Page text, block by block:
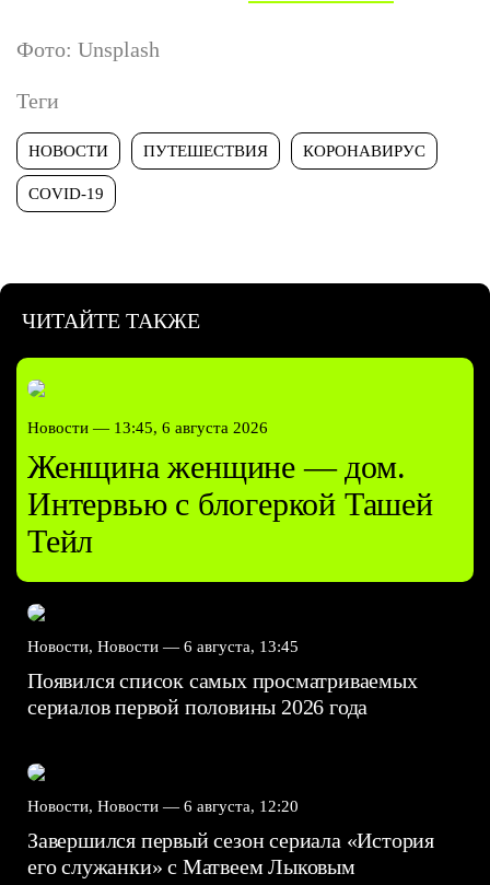
Фото: Unsplash
Теги
НОВОСТИ ПУТЕШЕСТВИЯ КОРОНАВИРУС
COVID-19
ЧИТАЙТЕ ТАКЖЕ
Новости — 13:45, 6 августа 2026
Женщина женщине — дом.
Интервью с блогеркой Ташей
Тейл
Новости, Новости — 6 августа, 13:45
Появился список самых просматриваемых
сериалов первой половины 2026 года
Новости, Новости — 6 августа, 12:20
Завершился первый сезон сериала «История
его служанки» с Матвеем Лыковым